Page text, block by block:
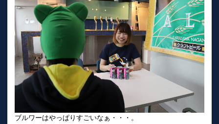
ブルワーはやっぱりすごいなぁ・・・。